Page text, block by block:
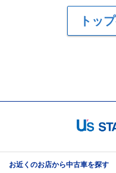
トッ
お近くのお店から中古車を探す